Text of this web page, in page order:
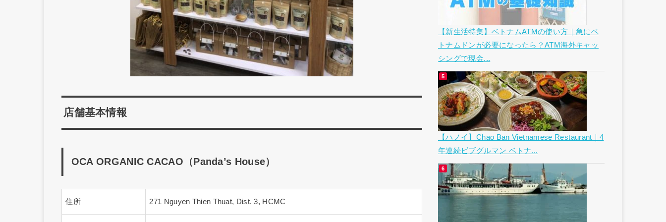
店舗基本情報
OCA ORGANIC CACAO（Panda’s House）
住所 271 Nguyen Thien Thuat, Dist. 3, HCMC
【新生活特集】ベトナムATMの使い方｜急にベ
トナムドンが必要になったら？ATM海外キャッ
シングで現金...
【ハノイ】Chao Ban Vietnamese Restaurant｜4
年連続ビブグルマン ベトナ...